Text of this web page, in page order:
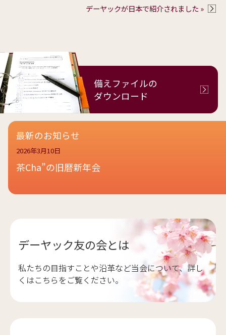
デーヤックが日本で紹介されました »
備えファイルの
ダウンロード
最新のお知らせ
2026年3月10日
茶Cha”の旧暦新年会
デーヤック友の会とは
私たちの目指すことや沿革など当会について、詳し
くはこちらをご覧ください。